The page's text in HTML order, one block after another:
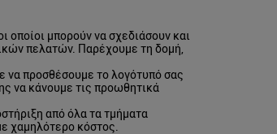
μπορούν να σχεδιάσουν και
πελατών. Παρέχουμε τη δομή,
να προσθέσουμε το λογότυπό σας
να κάνουμε τις προωθητικά
από όλα τα τμήματα
χαμηλότερο κόστος.